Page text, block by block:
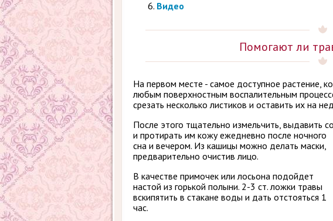
Видео
Помогают ли
На первом месте - самое доступное растение,
любым поверхностным воспалительным
срезать несколько листиков и оставить их на
После этого тщательно измельчить, выдавить
и протирать им кожу ежедневно после ночного
сна и вечером. Из кашицы можно делать маски,
предварительно очистив лицо.
В качестве примочек или лосьона подойдет
настой из горькой полыни. 2-3 ст. ложки травы
вскипятить в стакане воды и дать отстояться 1
час.